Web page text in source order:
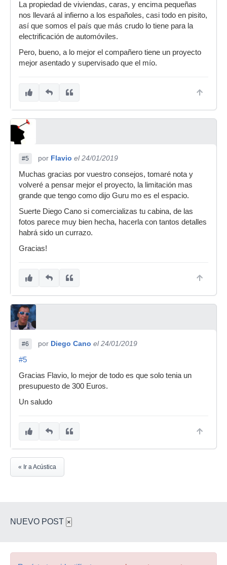
La propiedad de viviendas, caras, y encima pequeñas
nos llevará al infierno a los españoles, casi todo en pisito,
así que somos el país que más crudo lo tiene para la
electrificación de automóviles.
Pero, bueno, a lo mejor el compañero tiene un proyecto
mejor asentado y supervisado que el mío.
#5 por Flavio el 24/01/2019
Muchas gracias por vuestro consejos, tomaré nota y
volveré a pensar mejor el proyecto, la limitación mas
grande que tengo como dijo Guru mo es el espacio.
Suerte Diego Cano si comercializas tu cabina, de las
fotos parece muy bien hecha, hacerla con tantos detalles
habrá sido un currazo.
Gracias!
#6 por Diego Cano el 24/01/2019
#5
Gracias Flavio, lo mejor de todo es que solo tenia un
presupuesto de 300 Euros.
Un saludo
« Ir a Acústica
NUEVO POST ×